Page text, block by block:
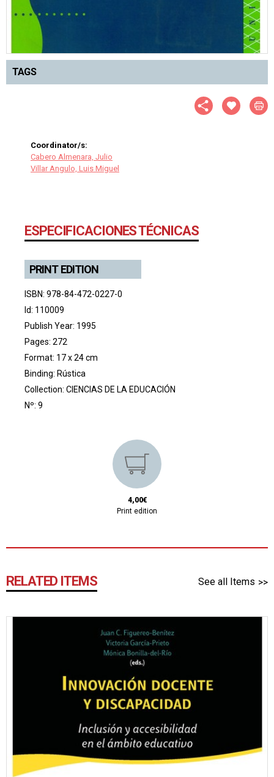
TAGS
Coordinator/s:
Cabero Almenara, Julio
Villar Angulo, Luis Miguel
ESPECIFICACIONES TÉCNICAS
PRINT EDITION
ISBN: 978-84-472-0227-0
Id: 110009
Publish Year: 1995
Pages: 272
Format: 17 x 24 cm
Binding: Rústica
Collection: CIENCIAS DE LA EDUCACIÓN
Nº: 9
4,00€
Print edition
RELATED ITEMS See all Items